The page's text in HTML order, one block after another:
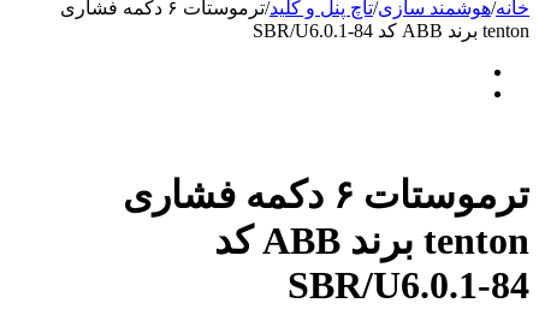
خانه/هوشمند سازی/تاچ پنل و کلید/
ترموستات ۶ دکمه فشاری
tenton برند ABB کد SBR/U6.0.1-84
ترموستات ۶ دکمه فشاری
tenton برند ABB کد
SBR/U6.0.1-84